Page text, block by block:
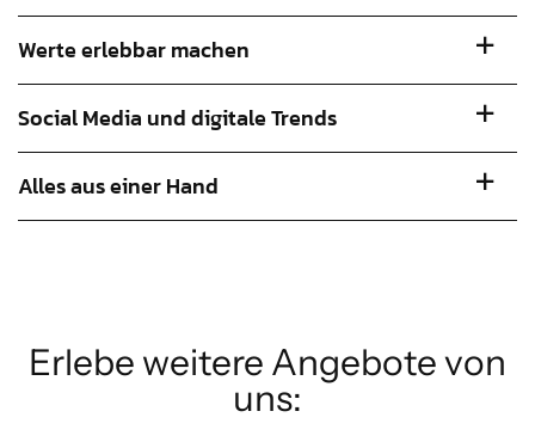
Werte erlebbar machen
Social Media und digitale Trends
Alles aus einer Hand
Erlebe weitere Angebote von
uns: